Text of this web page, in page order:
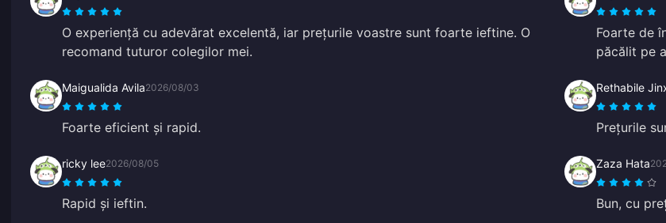
O experiență cu adevărat excelentă, iar prețurile voastre sunt foarte ieftine. O
recomand tuturor colegilor mei.
Foarte de
păcălit pe
Maigualida Avila2026/08/03
Foarte eficient și rapid.
Rethabile
Prețurile
ricky lee2026/08/05
Rapid și ieftin.
Zaza Hata
Bun, cu